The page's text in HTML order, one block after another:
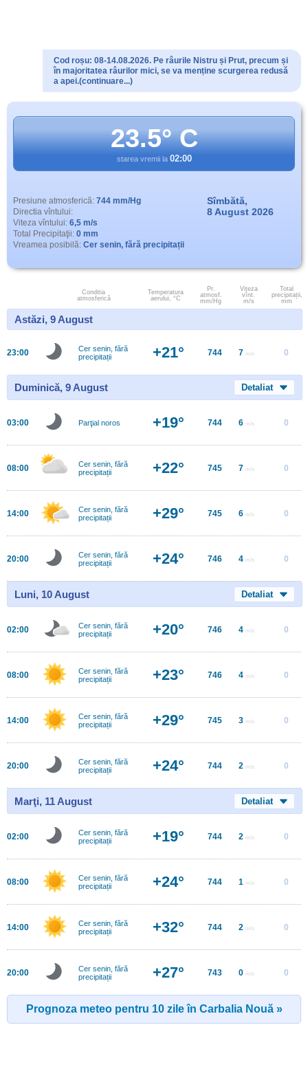
Cod roșu: 08-14.08.2026. Pe râurile Nistru și Prut, precum și
în majoritatea râurilor mici, se va menține scurgerea redusă
a apei.(continuare...)
23.5° C
starea vremii la 02:00
Presiune atmosferică: 744 mm/Hg
Directia vîntului:
Viteza vîntului: 6,5 m/s
Total Precipitaţii: 0 mm
Vreamea posibilă: Cer senin, fără precipitații
Sîmbătă,
8 August 2026
Conditia
atmosferică
Temperatura
aerului, °C
Pr.
atmosf.
mm/Hg
Viteza
vînt.
m/s
Total
precipitații,
mm
Astăzi, 9 August
23:00
Cer senin, fără
precipitații
+21° 744 7 m/s 0
Duminică, 9 August Detaliat
03:00 Parţial noros +19° 744 6 m/s 0
08:00
Cer senin, fără
precipitații
+22° 745 7 m/s 0
14:00
Cer senin, fără
precipitații
+29° 745 6 m/s 0
20:00
Cer senin, fără
precipitații
+24° 746 4 m/s 0
Luni, 10 August Detaliat
02:00
Cer senin, fără
precipitații
+20° 746 4 m/s 0
08:00
Cer senin, fără
precipitații
+23° 746 4 m/s 0
14:00
Cer senin, fără
precipitații
+29° 745 3 m/s 0
20:00
Cer senin, fără
precipitații
+24° 744 2 m/s 0
Marţi, 11 August Detaliat
02:00
Cer senin, fără
precipitații
+19° 744 2 m/s 0
08:00
Cer senin, fără
precipitații
+24° 744 1 m/s 0
14:00
Cer senin, fără
precipitații
+32° 744 2 m/s 0
20:00
Cer senin, fără
precipitații
+27° 743 0 m/s 0
Prognoza meteo pentru 10 zile în Carbalia Nouă »